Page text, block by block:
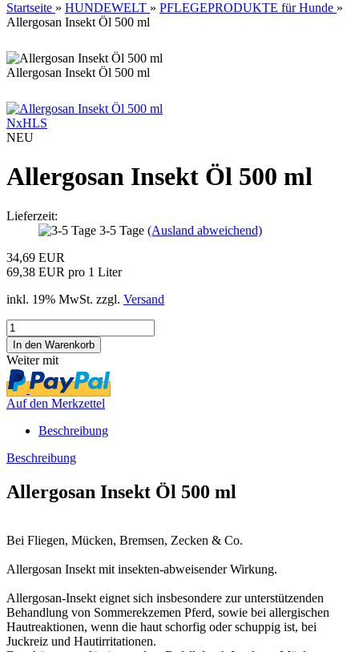
Startseite » HUNDEWELT » PFLEGEPRODUKTE für Hunde »
Allergosan Insekt Öl 500 ml
Allergosan Insekt Öl 500 ml
NxHLS
NEU
Allergosan Insekt Öl 500 ml
Lieferzeit:
3-5 Tage (Ausland abweichend)
34,69 EUR
69,38 EUR pro 1 Liter
inkl. 19% MwSt. zzgl. Versand
Weiter mit
Auf den Merkzettel
Beschreibung
Beschreibung
Allergosan Insekt Öl 500 ml
Bei Fliegen, Mücken, Bremsen, Zecken & Co.
Allergosan Insekt mit insekten-abweisender Wirkung.
Allergosan-Insekt eignet sich insbesondere zur unterstützenden
Behandlung von Sommerekzemen Pferd, sowie bei allergischen
Hautreaktionen, wenn die haut schorfig oder schuppig ist, bei
Juckreiz und Hautirritationen.